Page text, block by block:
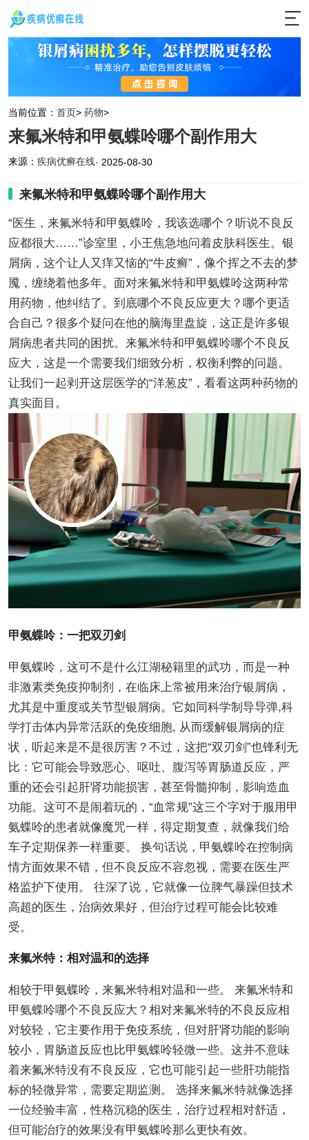
当前位置： 首页> 药物>
来氟米特和甲氨蝶呤哪个副作用大
来源： 疾病优癣在线· 2025-08-30
来氟米特和甲氨蝶呤哪个副作用大
“医生，来氟米特和甲氨蝶呤，我该选哪个？听说不良反
应都很大……”诊室里，小王焦急地问着皮肤科医生。银
屑病，这个让人又痒又恼的“牛皮癣”，像个挥之不去的梦
魇，缠绕着他多年。面对来氟米特和甲氨蝶呤这两种常
用药物，他纠结了。到底哪个不良反应更大？哪个更适
合自己？很多个疑问在他的脑海里盘旋，这正是许多银
屑病患者共同的困扰。来氟米特和甲氨蝶呤哪个不良反
应大，这是一个需要我们细致分析，权衡利弊的问题。
让我们一起剥开这层医学的“洋葱皮”，看看这两种药物的
真实面目。
甲氨蝶呤：一把双刃剑
甲氨蝶呤，这可不是什么江湖秘籍里的武功，而是一种
非激素类免疫抑制剂，在临床上常被用来治疗银屑病，
尤其是中重度或关节型银屑病。它如同科学制导导弹,科
学打击体内异常活跃的免疫细胞, 从而缓解银屑病的症
状，听起来是不是很厉害？不过，这把“双刃剑”也锋利无
比：它可能会导致恶心、呕吐、腹泻等胃肠道反应，严
重的还会引起肝肾功能损害，甚至骨髓抑制，影响造血
功能。这可不是闹着玩的，“血常规”这三个字对于服用甲
氨蝶呤的患者就像魔咒一样，得定期复查，就像我们给
车子定期保养一样重要。 换句话说，甲氨蝶呤在控制病
情方面效果不错，但不良反应不容忽视，需要在医生严
格监护下使用。 往深了说，它就像一位脾气暴躁但技术
高超的医生，治病效果好，但治疗过程可能会比较难
受。
来氟米特：相对温和的选择
相较于甲氨蝶呤，来氟米特相对温和一些。 来氟米特和
甲氨蝶呤哪个不良反应大？相对来氟米特的不良反应相
对较轻，它主要作用于免疫系统，但对肝肾功能的影响
较小，胃肠道反应也比甲氨蝶呤轻微一些。这并不意味
着来氟米特没有不良反应，它也可能引起一些肝功能指
标的轻微异常，需要定期监测。 选择来氟米特就像选择
一位经验丰富，性格沉稳的医生，治疗过程相对舒适，
但可能治疗的效果没有甲氨蝶呤那么更快有效。